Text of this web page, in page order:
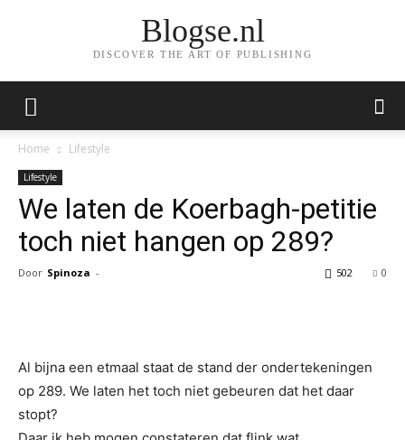
Blogse.nl
DISCOVER THE ART OF PUBLISHING
Home Lifestyle
Lifestyle
We laten de Koerbagh-petitie
toch niet hangen op 289?
Door Spinoza - 0
502
Al bijna een etmaal staat de stand der ondertekeningen
op 289. We laten het toch niet gebeuren dat het daar
stopt?